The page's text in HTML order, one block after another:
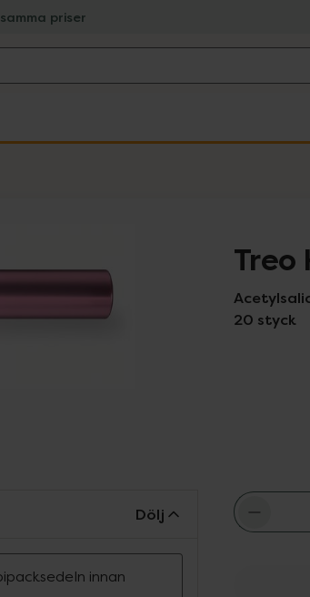
priser
Treo
20 styck
Dölj
innan